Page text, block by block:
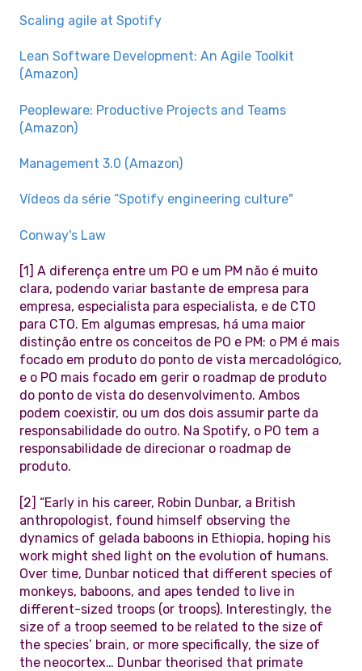
Scaling agile at Spotify
Lean Software Development: An Agile Toolkit
(Amazon)
Peopleware: Productive Projects and Teams
(Amazon)
Management 3.0 (Amazon)
Vídeos da série “Spotify engineering culture"
Conway's Law
[1] A diferença entre um PO e um PM não é muito
clara, podendo variar bastante de empresa para
empresa, especialista para especialista, e de CTO
para CTO. Em algumas empresas, há uma maior
distinção entre os conceitos de PO e PM: o PM é mais
focado em produto do ponto de vista mercadológico,
e o PO mais focado em gerir o roadmap de produto
do ponto de vista do desenvolvimento. Ambos
podem coexistir, ou um dos dois assumir parte da
responsabilidade do outro. Na Spotify, o PO tem a
responsabilidade de direcionar o roadmap de
produto.
[2] “Early in his career, Robin Dunbar, a British
anthropologist, found himself observing the
dynamics of gelada baboons in Ethiopia, hoping his
work might shed light on the evolution of humans.
Over time, Dunbar noticed that different species of
monkeys, baboons, and apes tended to live in
different-sized troops (or troops). Interestingly, the
size of a troop seemed to be related to the size of
the species’ brain, or more specifically, the size of
the neocortex… Dunbar theorised that primate